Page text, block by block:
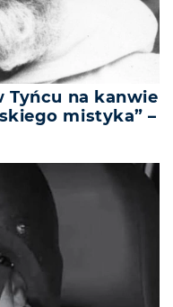
Tyńcu na kanwie
mistyka” –